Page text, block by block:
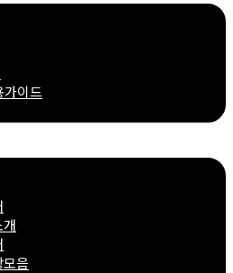
가이드
음